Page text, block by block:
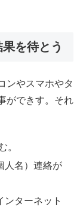
を待とう
ンやスマホやタ
ができす。それ
。
人名）連絡が
ンターネット